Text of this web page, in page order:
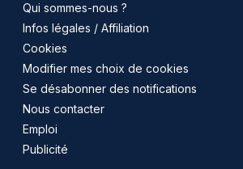
Qui sommes-nous ?
Infos légales / Affiliation
Cookies
Modifier mes choix de cookies
Se désabonner des notifications
Nous contacter
Emploi
Publicité